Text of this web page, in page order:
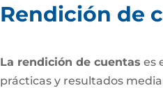
Rendición de
La rendición de cuentas es
prácticas y resultados